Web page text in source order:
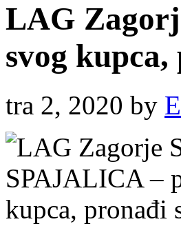
LAG
svog
tra 2, 2020 by